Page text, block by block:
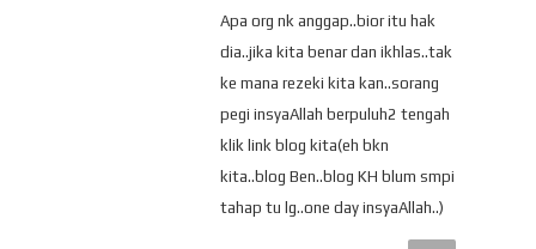
Apa org nk anggap..bior itu hak
dia..jika kita benar dan ikhlas..tak
ke mana rezeki kita kan..sorang
pegi insyaAllah berpuluh2 tengah
klik link blog kita(eh bkn
kita..blog Ben..blog KH blum smpi
tahap tu lg..one day insyaAllah..)